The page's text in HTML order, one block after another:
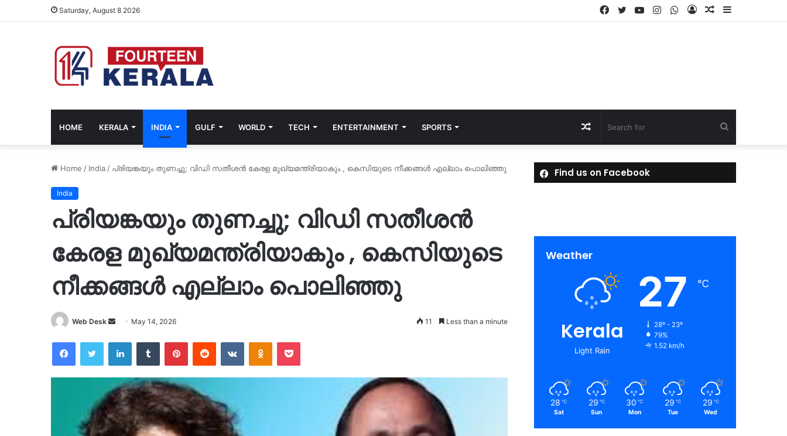
Saturday, August 8 2026 Sidebar
Random
Log
WhatsApp
Instagram
YouTube
Twitter
Facebook
HOME KERALA INDIA GULF WORLD TECH ENTERTAINMENT SPORTS
for
Random
Article
Home / India / പ്രിയങ്കയും തുണച്ചു; വിഡി സതീശൻ കേരള മുഖ്യമന്ത്രിയാകും , കെസിയുടെ നീക്കങ്ങൾ എല്ലാം പൊലിഞ്ഞു
India
പ്രിയങ്കയും തുണച്ചു; വിഡി സതീശൻ
കേരള മുഖ്യമന്ത്രിയാകും , കെസിയുടെ
നീക്കങ്ങൾ എല്ലാം പൊലിഞ്ഞു
Web Desk
Send
email
May 14, 2026 11 Less than a minute
FacebookTwitter LinkedInTumblr PinterestReddit VKontakteOdnoklassniki
Pocket
Find us on Facebook
Weather
Kerala
Light Rain
27 ℃
28º - 23º
79%
1.52 km/h
28 ℃
Sat
29 ℃
Sun
30 ℃
Mon
29 ℃
Tue
29 ℃
Wed